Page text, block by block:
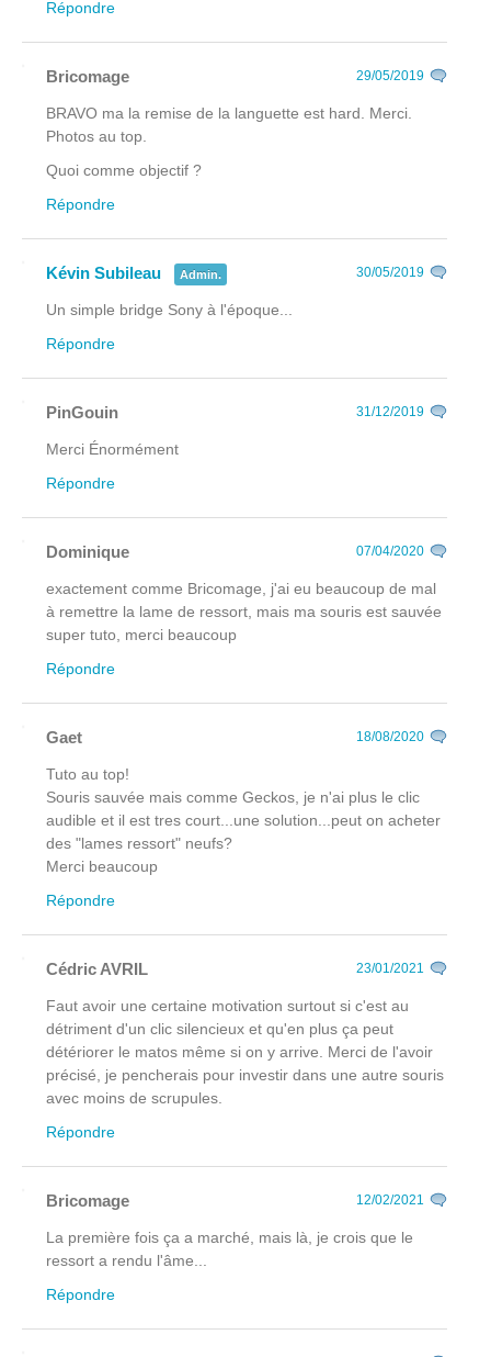
Répondre
Bricomage 29/05/2019
BRAVO ma la remise de la languette est hard. Merci.
Photos au top.
Quoi comme objectif ?
Répondre
Kévin Subileau Admin. 30/05/2019
Un simple bridge Sony à l'époque...
Répondre
PinGouin 31/12/2019
Merci Énormément
Répondre
Dominique 07/04/2020
exactement comme Bricomage, j'ai eu beaucoup de mal
à remettre la lame de ressort, mais ma souris est sauvée
super tuto, merci beaucoup
Répondre
Gaet 18/08/2020
Tuto au top!
Souris sauvée mais comme Geckos, je n'ai plus le clic
audible et il est tres court...une solution...peut on acheter
des "lames ressort" neufs?
Merci beaucoup
Répondre
Cédric AVRIL 23/01/2021
Faut avoir une certaine motivation surtout si c'est au
détriment d'un clic silencieux et qu'en plus ça peut
détériorer le matos même si on y arrive. Merci de l'avoir
précisé, je pencherais pour investir dans une autre souris
avec moins de scrupules.
Répondre
Bricomage 12/02/2021
La première fois ça a marché, mais là, je crois que le
ressort a rendu l'âme...
Répondre